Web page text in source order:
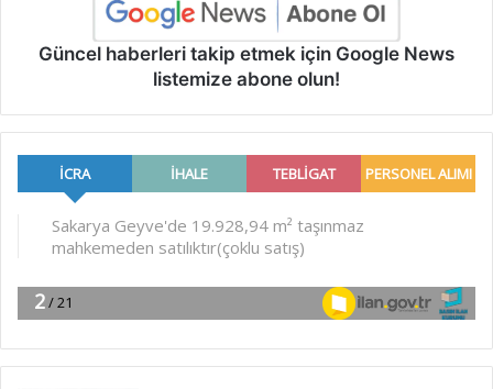
Güncel haberleri takip etmek için Google News
listemize abone olun!